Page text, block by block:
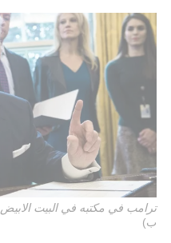
ترامب في مكتبه في البيت الابيض 24 يناير 2017
ب)